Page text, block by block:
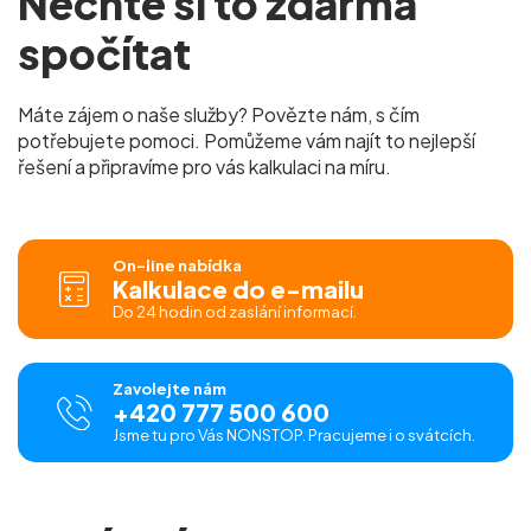
spočítat
Máte zájem o naše služby? Povězte nám, s čím
potřebujete pomoci. Pomůžeme vám najít to nejlepší
řešení a připravíme pro vás kalkulaci na míru.
On-line nabídka
Kalkulace do e-mailu
Do 24 hodin od zaslání informací.
Zavolejte nám
+420 777 500 600
Jsme tu pro Vás NONSTOP. Pracujeme i o svátcích.